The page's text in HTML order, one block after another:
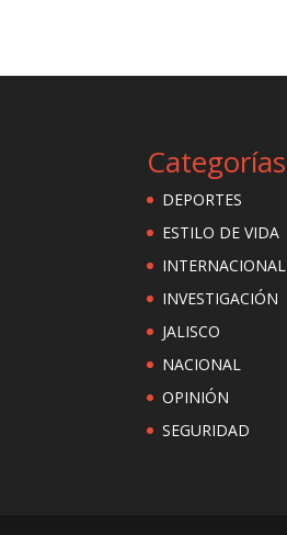
Categorías
DEPORTES
ESTILO DE VIDA
INTERNACIONAL
INVESTIGACIÓN
JALISCO
NACIONAL
OPINIÓN
SEGURIDAD